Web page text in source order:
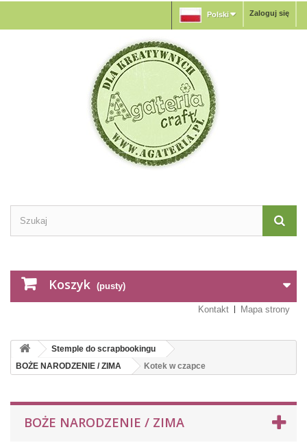
Zaloguj się
Polski
Koszyk (pusty)
Kontakt Mapa strony
Stemple do scrapbookingu
BOŻE NARODZENIE / ZIMA
Kotek w czapce
BOŻE NARODZENIE / ZIMA